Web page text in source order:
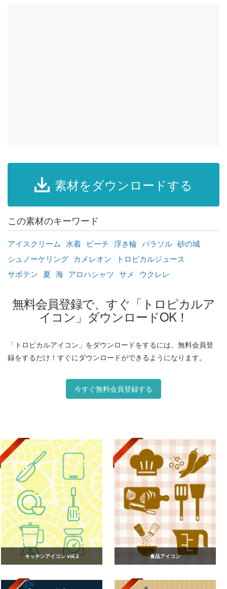
素材をダウンロードする
この素材のキーワード
アイスクリーム 水着 ビーチ 浮き輪 パラソル 砂の城
シュノーケリング カメレオン
トロピカルジュース
サボテン 夏 海 アロハシャツ サメ ウクレレ
無料会員登録で、すぐ「トロピカルア
イコン」ダウンロードOK！
「トロピカルアイコン」をダウンロードをするには、無料会員登
録をするだけ！すぐにダウンロードができるようになります。
今すぐ無料会員登録する
キッチンアイコン vol.2 食品アイコン